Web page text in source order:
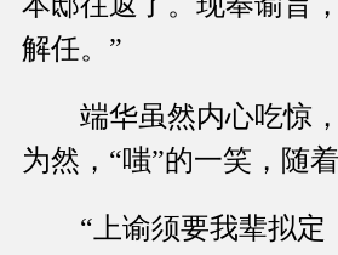
解任。”
端华虽然内心吃惊
为然，“嗤”的一笑，随
“上谕须要我辈拟定